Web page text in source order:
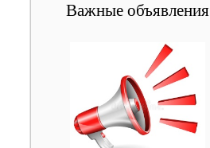
Важные объявления